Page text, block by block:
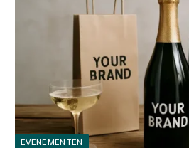
EVENEMENTEN